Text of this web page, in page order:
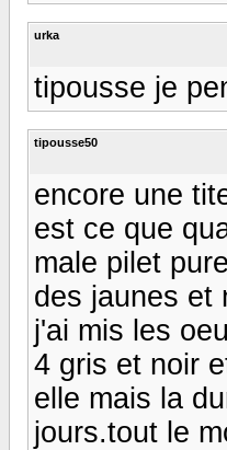
urka
tipousse je
tipousse50
encore une
est ce que
male pilet
des jaunes et
j'ai mis les
4 gris et noir
elle mais la
jours.tout le